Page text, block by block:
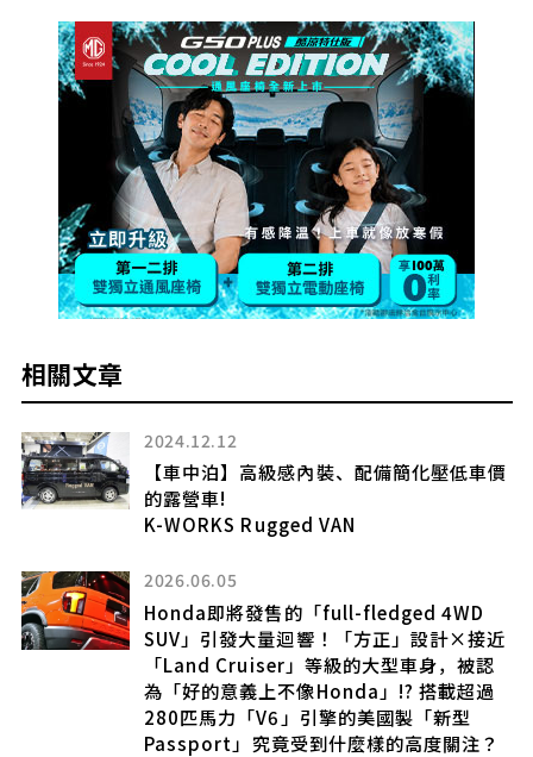
相關文章
2024.12.12
【車中泊】高級感內裝、配備簡化壓低車價
的露營車!
K-WORKS Rugged VAN
2026.06.05
Honda即將發售的「full-fledged 4WD
SUV」引發大量迴響！「方正」設計×接近
「Land Cruiser」等級的大型車身，被認
為「好的意義上不像Honda」!? 搭載超過
280匹馬力「V6」引擎的美國製「新型
Passport」究竟受到什麼樣的高度關注？